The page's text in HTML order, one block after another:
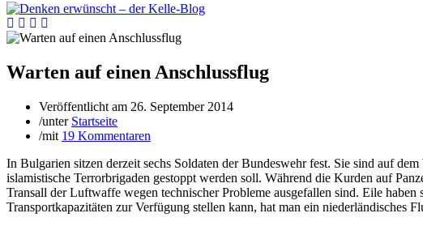
Warten auf einen Anschlussflug
Veröffentlicht am 26. September 2014
/unter Startseite
/mit 19 Kommentaren
In Bulgarien sitzen derzeit sechs Soldaten der Bundeswehr fest. Sie sind auf
islamistische Terrorbrigaden gestoppt werden soll. Während die Kurden auf
Transall der Luftwaffe wegen technischer Probleme ausgefallen sind. Eile
Transportkapazitäten zur Verfügung stellen kann, hat man ein niederländisches